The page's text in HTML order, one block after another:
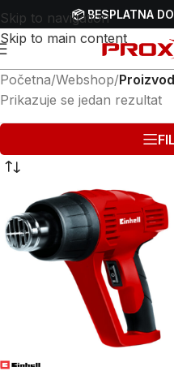
Skip to navigation
Skip to main content
📦 BESPLATNA
Početna/Webshop/
Prikazuje se jedan rezultat